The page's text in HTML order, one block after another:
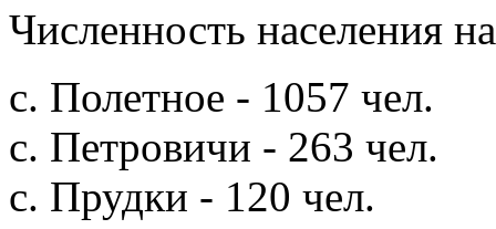
Численность населения
с. Полетное - 1057 чел.
с. Петровичи - 263 чел.
с. Прудки - 120 чел.